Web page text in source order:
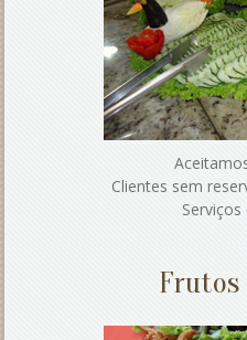
Clientes sem